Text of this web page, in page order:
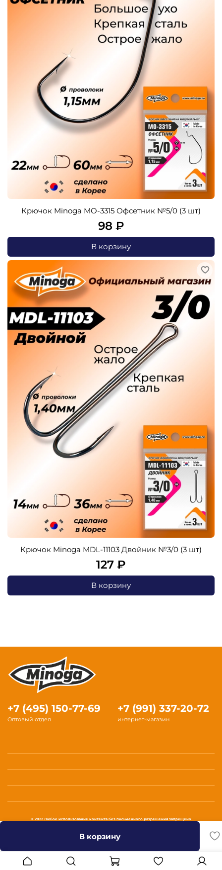
В корзину
Крючок Minoga MO-3315 Офсетник №5/0 (3 шт)
98 ₽
В корзину
Крючок Minoga MDL-11103 Двойник №3/0 (3 шт)
127 ₽
В корзину
+7 (495) 150-77-69
Оптовый отдел
+7 (991) 337-20-72
интернет-магазин
© 2022 Любое использование контента без письменного разрешения запрещено